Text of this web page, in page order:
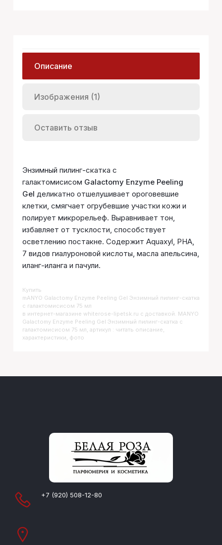
Описание
Изображения (1)
Оставить отзыв
Энзимный пилинг-скатка с
галактомисисом Galactomy Enzyme Peeling
Gel деликатно отшелушивает ороговевшие
клетки, смягчает огрубевшие участки кожи и
полирует микрорельеф. Выравнивает тон,
избавляет от тусклости, способствует
осветлению постакне. Содержит Aquaxyl, PHA,
7 видов гиалуроновой кислоты, масла апельсина,
иланг-иланга и пачули.
Купить
MANYO Galactomy Enzyme Peeling Gel Энзимный пилинг-скатка
с галактомисисом 75 мл
в интернет-магазине whiterose-lipetsk.ru с доставкой. MANYO
Galactomy Enzyme Peeling Gel Энзимный пилинг-скатка с
галактомисисом 75 мл, артикул : читать описание,
характеристики, фото
+7 (920) 508-12-80